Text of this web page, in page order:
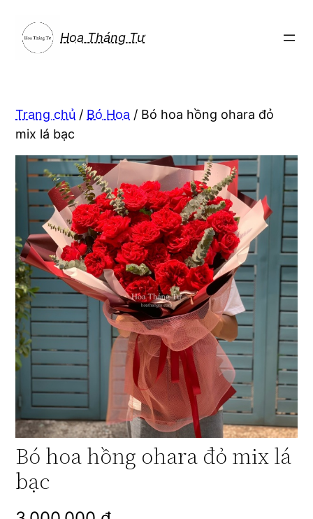
phần
Hoa Tháng Tư
Trang chủ / Bó Hoa / Bó hoa hồng ohara đỏ
mix lá bạc
Bó hoa hồng ohara đỏ mix lá
bạc